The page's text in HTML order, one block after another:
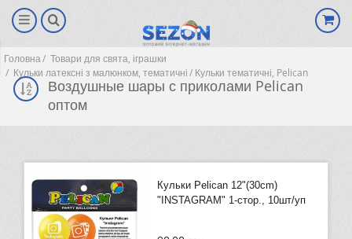
Головна
Товари для свята, іграшки
Кульки латексні з малюнком, тематичні
Кульки тематичні, Pelican
Воздушные шары с приколами Pelican
оптом
Кульки Pelican 12"(30сm)
"INSTAGRAM" 1-стор., 10шт/уп